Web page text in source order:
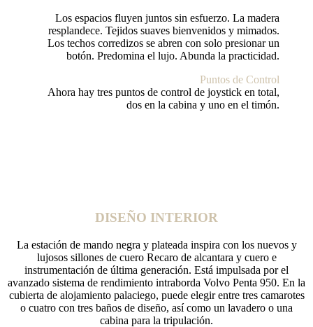
Los espacios fluyen juntos sin esfuerzo. La madera
resplandece. Tejidos suaves bienvenidos y mimados.
Los techos corredizos se abren con solo presionar un
botón. Predomina el lujo. Abunda la practicidad.
Puntos de Control
Ahora hay tres puntos de control de joystick en total,
dos en la cabina y uno en el timón.
DISEÑO INTERIOR
La estación de mando negra y plateada inspira con los nuevos y
lujosos sillones de cuero Recaro de alcantara y cuero e
instrumentación de última generación. Está impulsada por el
avanzado sistema de rendimiento intraborda Volvo Penta 950. En la
cubierta de alojamiento palaciego, puede elegir entre tres camarotes
o cuatro con tres baños de diseño, así como un lavadero o una
cabina para la tripulación.